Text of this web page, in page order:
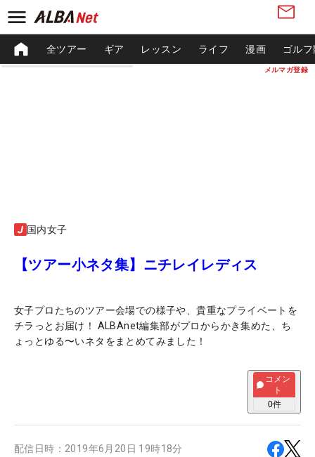
メルマガ登録
全ツアー ギア レッスン ライフ 漫画 ゴル
国内女子
【ツアー小ネタ集】ニチレイレディス
女子プロたちのツアー会場での様子や、貴重なプライベートを
チラっとお届け！ ALBAnet編集部がプロからかき集めた、ち
ょっとゆる〜いネタをまとめてみました！
コメン
ト
0件
配信日時： 2019年6月20日 19時18分